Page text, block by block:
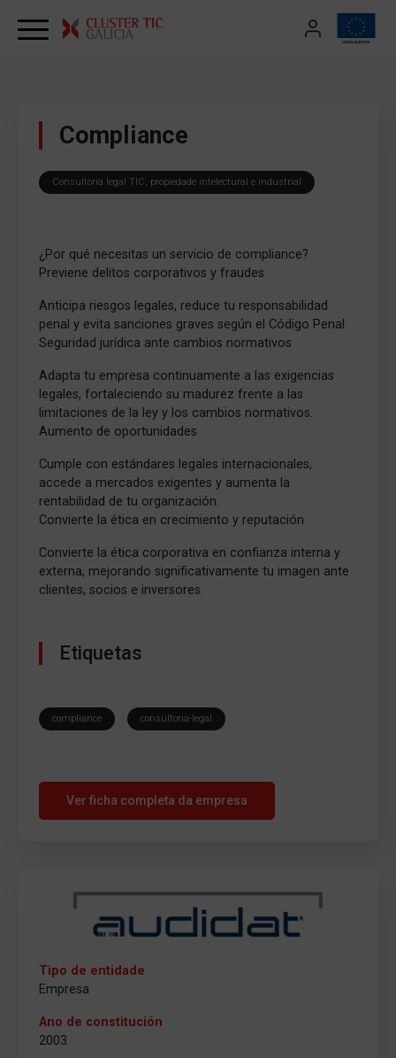
Compliance
Consultoría legal TIC, propiedade intelectural e industrial
¿Por qué necesitas un servicio de compliance?
Previene delitos corporativos y fraudes
Anticipa riesgos legales, reduce tu responsabilidad
penal y evita sanciones graves según el Código Penal.
Seguridad jurídica ante cambios normativos
Adapta tu empresa continuamente a las exigencias
legales, fortaleciendo su madurez frente a las
limitaciones de la ley y los cambios normativos.
Aumento de oportunidades
Cumple con estándares legales internacionales,
accede a mercados exigentes y aumenta la
rentabilidad de tu organización.
Convierte la ética en crecimiento y reputación
Convierte la ética corporativa en confianza interna y
externa, mejorando significativamente tu imagen ante
clientes, socios e inversores.
Etiquetas
compliance consultoria-legal
Ver ficha completa da empresa
Tipo de entidade
Empresa
Ano de constitución
2003